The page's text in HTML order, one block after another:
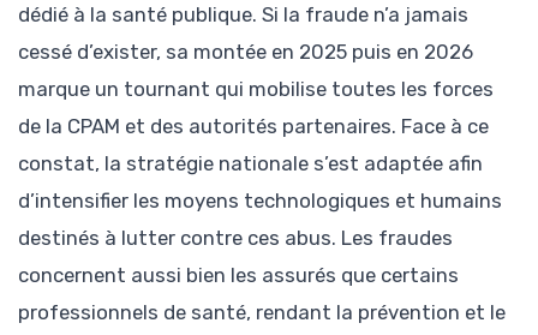
dédié à la santé publique. Si la fraude n’a jamais
cessé d’exister, sa montée en 2025 puis en 2026
marque un tournant qui mobilise toutes les forces
de la CPAM et des autorités partenaires. Face à ce
constat, la stratégie nationale s’est adaptée afin
d’intensifier les moyens technologiques et humains
destinés à lutter contre ces abus. Les fraudes
concernent aussi bien les assurés que certains
professionnels de santé, rendant la prévention et le